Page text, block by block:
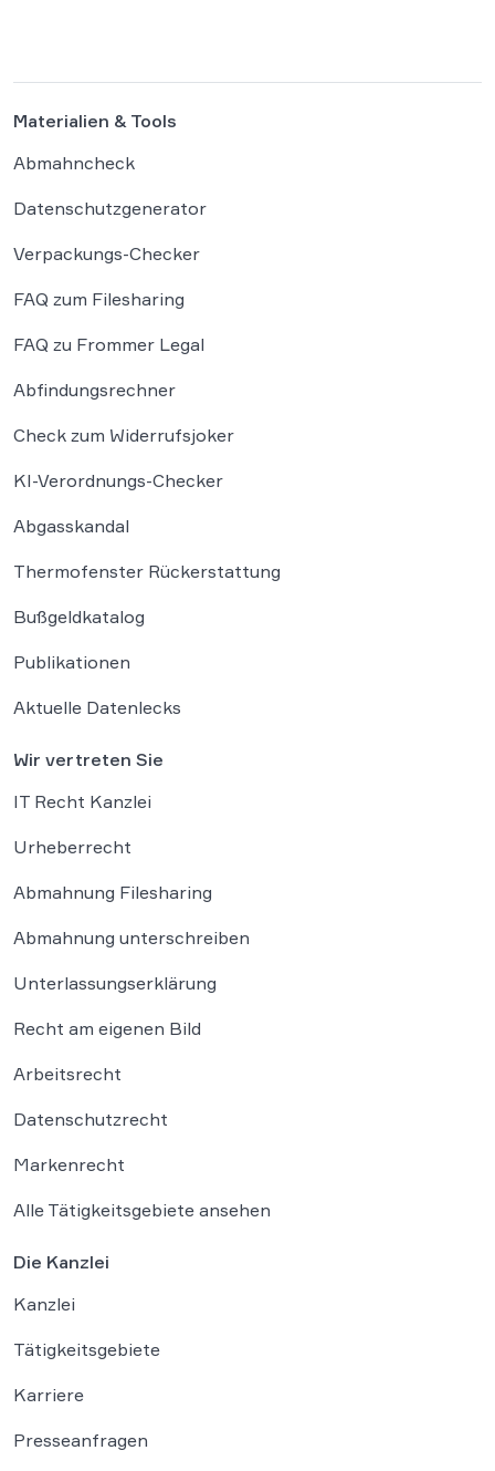
Materialien & Tools
Abmahncheck
Datenschutzgenerator
Verpackungs-Checker
FAQ zum Filesharing
FAQ zu Frommer Legal
Abfindungsrechner
Check zum Widerrufsjoker
KI-Verordnungs-Checker
Abgasskandal
Thermofenster Rückerstattung
Bußgeldkatalog
Publikationen
Aktuelle Datenlecks
Wir vertreten Sie
IT Recht Kanzlei
Urheberrecht
Abmahnung Filesharing
Abmahnung unterschreiben
Unterlassungserklärung
Recht am eigenen Bild
Arbeitsrecht
Datenschutzrecht
Markenrecht
Alle Tätigkeitsgebiete ansehen
Die Kanzlei
Kanzlei
Tätigkeitsgebiete
Karriere
Presseanfragen